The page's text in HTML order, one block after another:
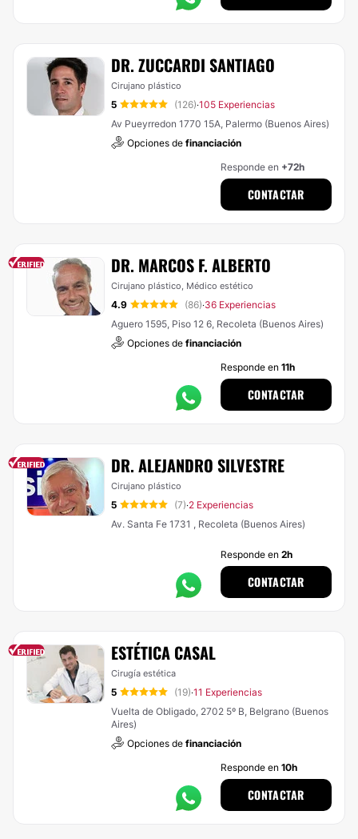
DR. ZUCCARDI SANTIAGO
Cirujano plástico
5 (126)·105 Experiencias
Av Pueyrredon 1770 15A, Palermo (Buenos Aires)
Opciones de financiación
Responde en +72h
CONTACTAR
DR. MARCOS F. ALBERTO
Cirujano plástico, Médico estético
4.9 (86)·36 Experiencias
Aguero 1595, Piso 12 6, Recoleta (Buenos Aires)
Opciones de financiación
Responde en 11h
CONTACTAR
DR. ALEJANDRO SILVESTRE
Cirujano plástico
5 (7)·2 Experiencias
Av. Santa Fe 1731 , Recoleta (Buenos Aires)
Responde en 2h
CONTACTAR
ESTÉTICA CASAL
Cirugía estética
5 (19)·11 Experiencias
Vuelta de Obligado, 2702 5º B, Belgrano (Buenos
Aires)
Opciones de financiación
Responde en 10h
CONTACTAR